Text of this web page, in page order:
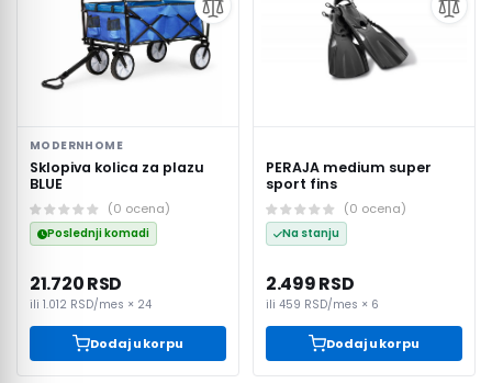
MODERNHOME
Sklopiva kolica za plazu
BLUE
(0 ocena)
Poslednji komadi
21.720 RSD
ili 1.012 RSD/mes × 24
Dodaj u korpu
PERAJA medium super
sport fins
(0 ocena)
Na stanju
2.499 RSD
ili 459 RSD/mes × 6
Dodaj u korpu